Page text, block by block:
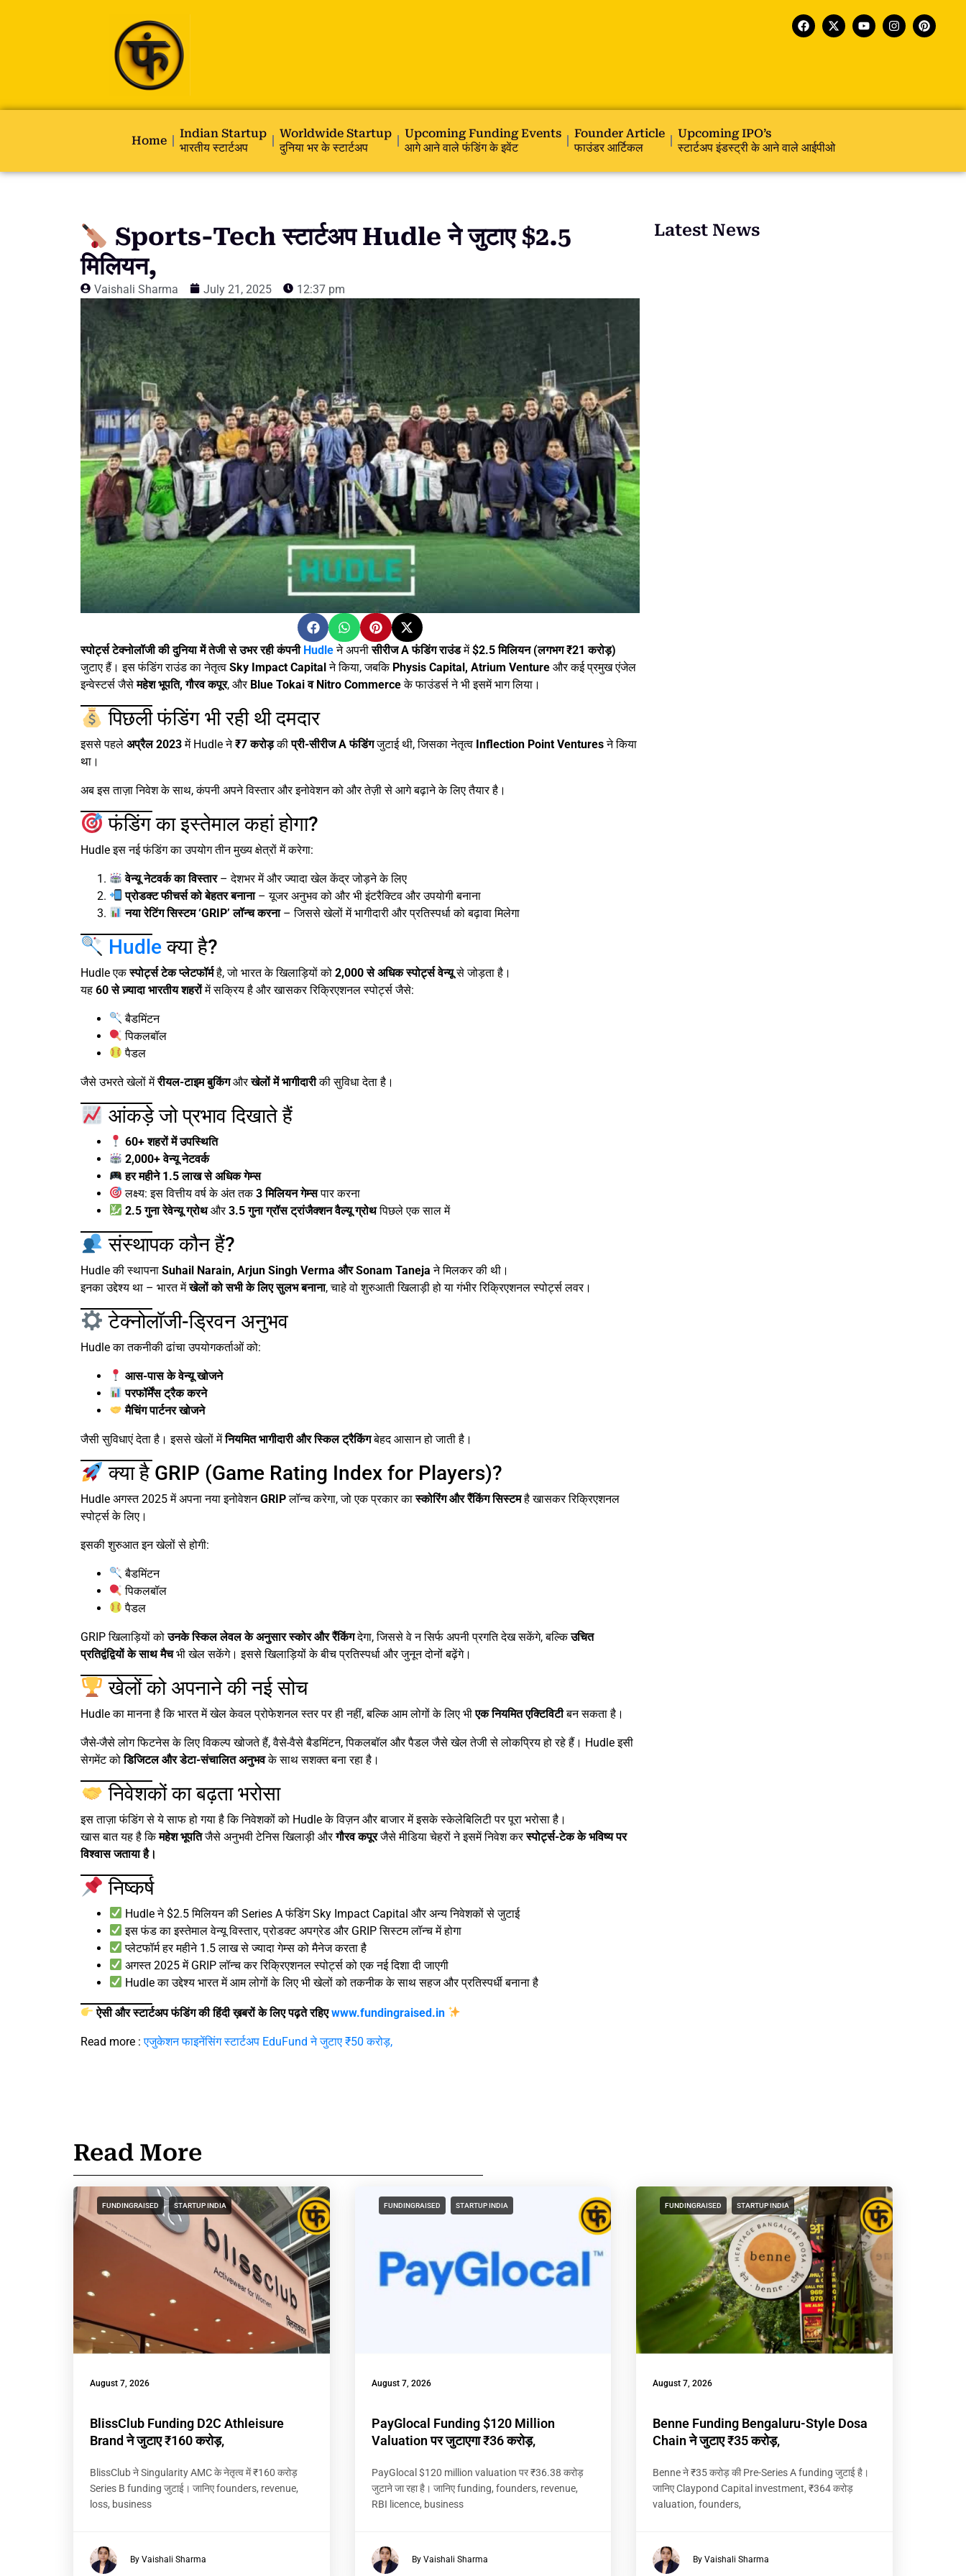
Home
Indian Startup
भारतीय स्टार्टअप
Worldwide Startup
दुनिया भर के स्टार्टअप
Upcoming Funding Events
आगे आने वाले फंडिंग के इवेंट
Founder Article
फाउंडर आर्टिकल
Upcoming IPO’s
स्टार्टअप इंडस्ट्री के आने वाले आईपीओ
Sports-Tech स्टार्टअप Hudle ने जुटाए $2.5
मिलियन,
Vaishali Sharma July 21, 2025 12:37 pm
स्पोर्ट्स टेक्नोलॉजी की दुनिया में तेजी से उभर रही कंपनी Hudleने अपनीसीरीज A फंडिंग राउंडमें$2.5 मिलियन (लगभग ₹21 करोड़)
जुटाए हैं। इस फंडिंग राउंड का नेतृत्व Sky Impact Capitalने किया, जबकि Physis Capital, Atrium Venture और कई प्रमुख एंजेल
इन्वेस्टर्स जैसेमहेश भूपति, गौरव कपूर, और Blue Tokai व Nitro Commerceके फाउंडर्स ने भी इसमें भाग लिया।
पिछली फंडिंग भी रही थी दमदार
इससे पहले अप्रैल 2023में Hudle ने₹7 करोड़कीप्री-सीरीज A फंडिंगजुटाई थी, जिसका नेतृत्व Inflection Point Venturesने किया
था।
अब इस ताज़ा निवेश के साथ, कंपनी अपने विस्तार और इनोवेशन को और तेज़ी से आगे बढ़ाने के लिए तैयार है।
फंडिंग का इस्तेमाल कहां होगा?
Hudle इस नई फंडिंग का उपयोग तीन मुख्य क्षेत्रों में करेगा:
वेन्‍यू नेटवर्क का विस्तार– देशभर में और ज्यादा खेल केंद्र जोड़ने के लिए
प्रोडक्ट फीचर्स को बेहतर बनाना– यूजर अनुभव को और भी इंटरैक्टिव और उपयोगी बनाना
नया रेटिंग सिस्टम ‘GRIP’ लॉन्च करना– जिससे खेलों में भागीदारी और प्रतिस्पर्धा को बढ़ावा मिलेगा
Hudleक्या है?
Hudle एकस्पोर्ट्स टेक प्लेटफॉर्महै, जो भारत के खिलाड़ियों को 2,000 से अधिक स्पोर्ट्स वेन्यूसे जोड़ता है।
यह 60 से ज़्यादा भारतीय शहरोंमें सक्रिय है और खासकर रिक्रिएशनल स्पोर्ट्स जैसे:
बैडमिंटन
पिकलबॉल
पैडल
जैसे उभरते खेलों मेंरीयल-टाइम बुकिंगऔरखेलों में भागीदारीकी सुविधा देता है।
आंकड़े जो प्रभाव दिखाते हैं
60+ शहरों में उपस्थिति
2,000+ वेन्‍यू नेटवर्क
हर महीने 1.5 लाख से अधिक गेम्स
लक्ष्य: इस वित्तीय वर्ष के अंत तक3 मिलियन गेम्सपार करना
2.5 गुना रेवेन्यू ग्रोथऔर3.5 गुना ग्रॉस ट्रांजैक्शन वैल्यू ग्रोथपिछले एक साल में
संस्थापक कौन हैं?
Hudle की स्थापना Suhail Narain, Arjun Singh Verma और Sonam Taneja ने मिलकर की थी।
इनका उद्देश्य था – भारत मेंखेलों को सभी के लिए सुलभ बनाना, चाहे वो शुरुआती खिलाड़ी हो या गंभीर रिक्रिएशनल स्पोर्ट्स लवर।
टेक्नोलॉजी-ड्रिवन अनुभव
Hudle का तकनीकी ढांचा उपयोगकर्ताओं को:
आस-पास के वेन्यू खोजने
परफॉर्मेंस ट्रैक करने
मैचिंग पार्टनर खोजने
जैसी सुविधाएं देता है। इससे खेलों मेंनियमित भागीदारी और स्किल ट्रैकिंगबेहद आसान हो जाती है।
क्या है GRIP (Game Rating Index for Players)?
Hudle अगस्त 2025 में अपना नया इनोवेशनGRIPलॉन्च करेगा, जो एक प्रकार कास्कोरिंग और रैंकिंग सिस्टमहै खासकर रिक्रिएशनल
स्पोर्ट्स के लिए।
इसकी शुरुआत इन खेलों से होगी:
बैडमिंटन
पिकलबॉल
पैडल
GRIP खिलाड़ियों कोउनके स्किल लेवल के अनुसार स्कोर और रैंकिंगदेगा, जिससे वे न सिर्फ अपनी प्रगति देख सकेंगे, बल्किउचित
प्रतिद्वंद्वियों के साथ मैचभी खेल सकेंगे। इससे खिलाड़ियों के बीच प्रतिस्पर्धा और जुनून दोनों बढ़ेंगे।
खेलों को अपनाने की नई सोच
Hudle का मानना है कि भारत में खेल केवल प्रोफेशनल स्तर पर ही नहीं, बल्कि आम लोगों के लिए भीएक नियमित एक्टिविटीबन सकता है।
जैसे-जैसे लोग फिटनेस के लिए विकल्प खोजते हैं, वैसे-वैसे बैडमिंटन, पिकलबॉल और पैडल जैसे खेल तेजी से लोकप्रिय हो रहे हैं। Hudle इसी
सेगमेंट कोडिजिटल और डेटा-संचालित अनुभवके साथ सशक्त बना रहा है।
निवेशकों का बढ़ता भरोसा
इस ताज़ा फंडिंग से ये साफ हो गया है कि निवेशकों को Hudle के विज़न और बाजार में इसके स्केलेबिलिटी पर पूरा भरोसा है।
खास बात यह है किमहेश भूपतिजैसे अनुभवी टेनिस खिलाड़ी औरगौरव कपूरजैसे मीडिया चेहरों ने इसमें निवेश करस्पोर्ट्स-टेक के भविष्य पर
विश्वास जताया है।
निष्कर्ष
Hudle ने $2.5 मिलियन की Series A फंडिंग Sky Impact Capital और अन्य निवेशकों से जुटाई
इस फंड का इस्तेमाल वेन्यू विस्तार, प्रोडक्ट अपग्रेड और GRIP सिस्टम लॉन्च में होगा
प्लेटफॉर्म हर महीने 1.5 लाख से ज्यादा गेम्स को मैनेज करता है
अगस्त 2025 में GRIP लॉन्च कर रिक्रिएशनल स्पोर्ट्स को एक नई दिशा दी जाएगी
Hudle का उद्देश्य भारत में आम लोगों के लिए भी खेलों को तकनीक के साथ सहज और प्रतिस्पर्धी बनाना है
ऐसी और स्टार्टअप फंडिंग की हिंदी ख़बरों के लिए पढ़ते रहिएwww.fundingraised.in
Read more : एजुकेशन फाइनेंसिंग स्टार्टअप EduFund ने जुटाए ₹50 करोड़,
Latest News
Read More
FUNDINGRAISED STARTUP INDIA
August 7, 2026
BlissClub Funding D2C Athleisure
Brand ने जुटाए ₹160 करोड़,
BlissClub ने Singularity AMC के नेतृत्व में ₹160 करोड़
Series B funding जुटाई। जानिए founders, revenue,
loss, business
By Vaishali Sharma
FUNDINGRAISED STARTUP INDIA
August 7, 2026
PayGlocal Funding $120 Million
Valuation पर जुटाएगा ₹36 करोड़,
PayGlocal $120 million valuation पर ₹36.38 करोड़
जुटाने जा रहा है। जानिए funding, founders, revenue,
RBI licence, business
By Vaishali Sharma
FUNDINGRAISED STARTUP INDIA
August 7, 2026
Benne Funding Bengaluru-Style Dosa
Chain ने जुटाए ₹35 करोड़,
Benne ने ₹35 करोड़ की Pre-Series A funding जुटाई है।
जानिए Claypond Capital investment, ₹364 करोड़
valuation, founders,
By Vaishali Sharma